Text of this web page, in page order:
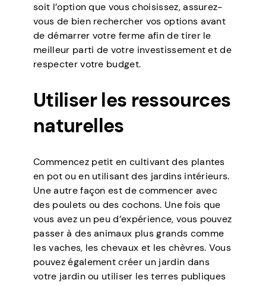
soit l’option que vous choisissez, assurez-
vous de bien rechercher vos options avant
de démarrer votre ferme afin de tirer le
meilleur parti de votre investissement et de
respecter votre budget.
Utiliser les ressources
naturelles
Commencez petit en cultivant des plantes
en pot ou en utilisant des jardins intérieurs.
Une autre façon est de commencer avec
des poulets ou des cochons. Une fois que
vous avez un peu d’expérience, vous pouvez
passer à des animaux plus grands comme
les vaches, les chevaux et les chèvres. Vous
pouvez également créer un jardin dans
votre jardin ou utiliser les terres publiques